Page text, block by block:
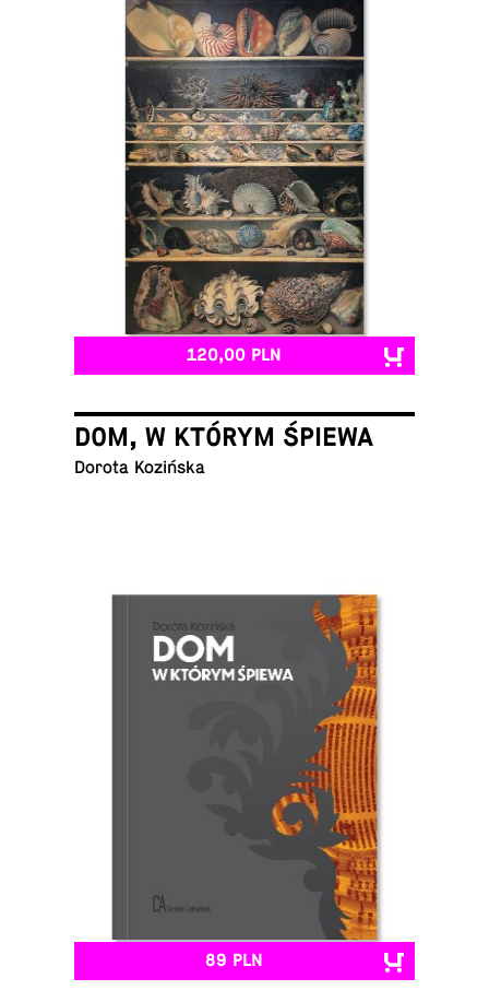
120,00 PLN
DOM, W KTÓRYM ŚPIEWA
Dorota Kozińska
89 PLN